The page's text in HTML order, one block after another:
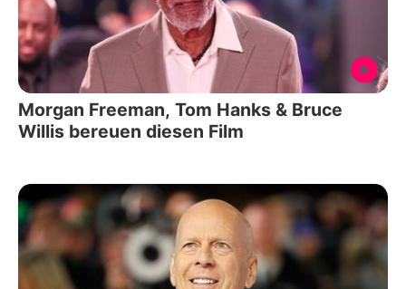
Morgan Freeman, Tom Hanks & Bruce
Willis bereuen diesen Film